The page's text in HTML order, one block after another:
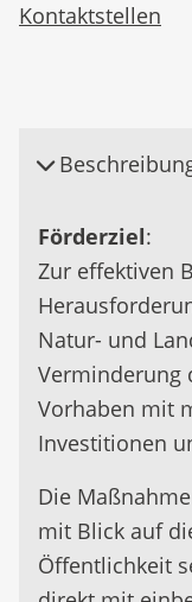
Kontaktstellen
Förderziel:
Zur effektiven
Natur- und
Verminderung
Vorhaben mit
Investitionen
Die
mit Blick auf
Öffentlichkeit